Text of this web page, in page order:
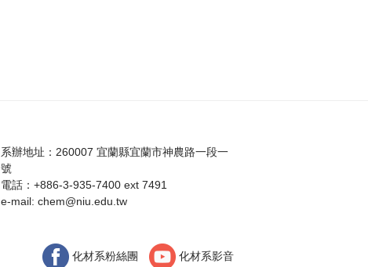
系辦地址：260007 宜蘭縣宜蘭市神農路一段一
號
電話：+886-3-935-7400 ext 7491
e-mail: chem@niu.edu.tw
化材系粉絲團 化材系影音